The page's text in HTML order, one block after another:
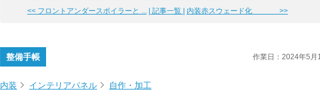
<< フロントアンダースポイラーと ... | 記事一覧 | 内装赤スウェード化 >>
整備手帳 作業日：2024年5月
内装 インテリアパネル 自作・加工